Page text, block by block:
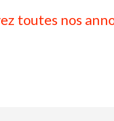
toutes nos